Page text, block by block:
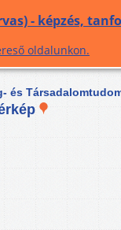
- képzés,
oldalunkon.
és